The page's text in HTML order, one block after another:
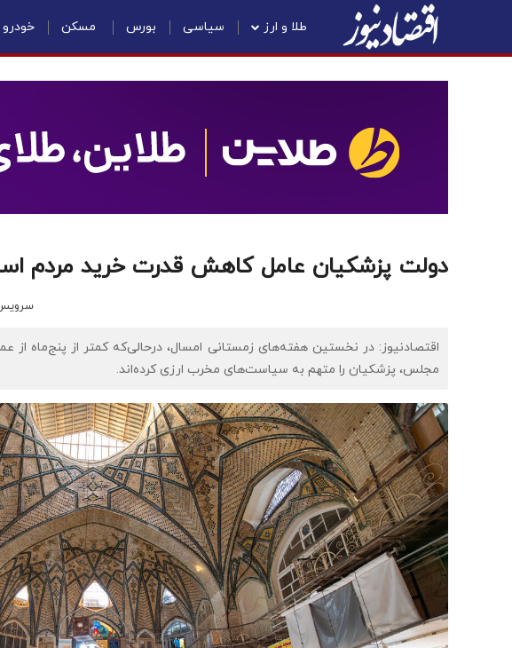
طلا و ارز سیاسی بورس مسکن خودرو
دولت پزشکیان عامل کاهش قدرت خرید مردم
اقتصادنیوز: در نخستین هفته‌های زمستانی امسال، درحالی‌که کمتر از پنج‌ماه
مجلس، پزشکیان را متهم به سیاست‌های مخرب ارزی کرده‌اند.